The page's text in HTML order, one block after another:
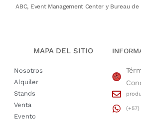
ABC, Event Management Center y Bureau de
MAPA DEL SITIO
Nosotros
Alquiler
Stands
Venta
Evento
(+57)